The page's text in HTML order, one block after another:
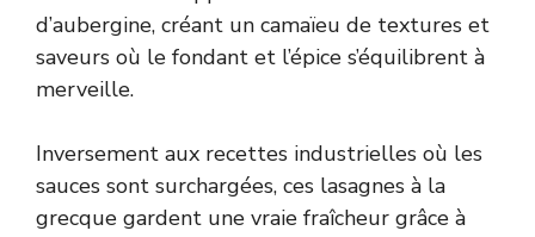
d’aubergine, créant un camaïeu de textures et
saveurs où le fondant et l’épice s’équilibrent à
merveille.
Inversement aux recettes industrielles où les
sauces sont surchargées, ces lasagnes à la
grecque gardent une vraie fraîcheur grâce à